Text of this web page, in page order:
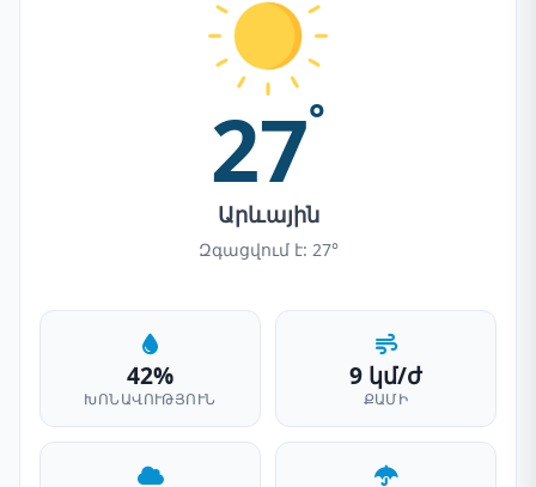
27°
Արևային
Զգացվում է: 27°
42%
ԽՈՆԱՎՈՒԹՅՈՒՆ
9 կմ/ժ
ՔԱՄԻ